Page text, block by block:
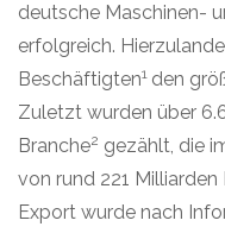
deutsche Maschinen-
erfolgreich.
Beschäftigten1 den
Zuletzt wurden über
Branche2 gezählt, die
von rund 221
Export wurde nach